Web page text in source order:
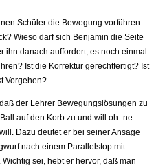
Schüler die Bewegung vorführen
Wieso darf sich Benjamin die Seite
ihn danach auffordert, es noch einmal
Ist die Korrektur gerechtfertigt? Ist
Vorgehen?
der Lehrer Bewegungslösungen zu
auf den Korb zu und will oh- ne
Dazu deutet er bei seiner Ansage
nach einem Parallelstop mit
sei, hebt er hervor, daß man